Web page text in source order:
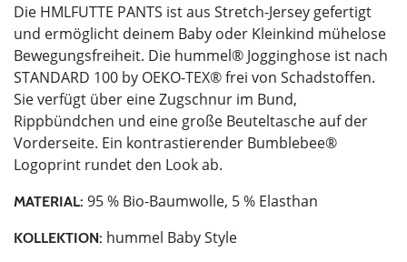
Die HMLFUTTE PANTS ist aus Stretch-Jersey gefertigt
und ermöglicht deinem Baby oder Kleinkind mühelose
Bewegungsfreiheit. Die hummel® Jogginghose ist nach
STANDARD 100 by OEKO-TEX® frei von Schadstoffen.
Sie verfügt über eine Zugschnur im Bund,
Rippbündchen und eine große Beuteltasche auf der
Vorderseite. Ein kontrastierender Bumblebee®
Logoprint rundet den Look ab.
MATERIAL: 95 % Bio-Baumwolle, 5 % Elasthan
KOLLEKTION: hummel Baby Style